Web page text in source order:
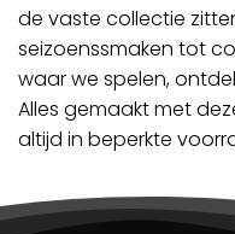
de vaste collectie
seizoenssmaken tot
waar we spelen,
Alles gemaakt met
altijd in beperkte